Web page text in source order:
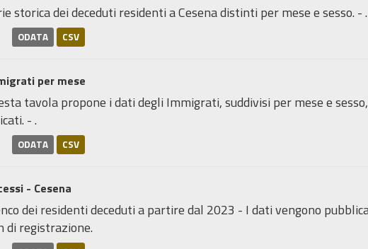
storica dei deceduti residenti a Cesena distinti per mese e sesso. - .
ODATA CSV
per mese
tavola propone i dati degli Immigrati, suddivisi per mese e
- .
ODATA CSV
- Cesena
dei residenti deceduti a partire dal 2023 - I dati vengono
di registrazione.